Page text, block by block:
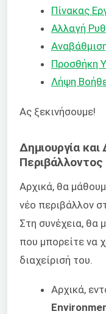
Πίνακας
Αλλαγή
Προσθήκη
Λήψη
Ας ξεκινήσουμε!
Δημιουργία και
Περιβάλλοντος
Αρχικά, θα
νέο περιβάλλον
Στη συνέχεια, θα
που μπορείτε να
διαχείρισή του.
Αρχικά,